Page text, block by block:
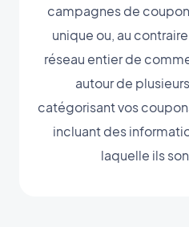
campagnes de
unique ou, au
réseau entier de
autour de
catégorisant vos
incluant des
laquelle ils